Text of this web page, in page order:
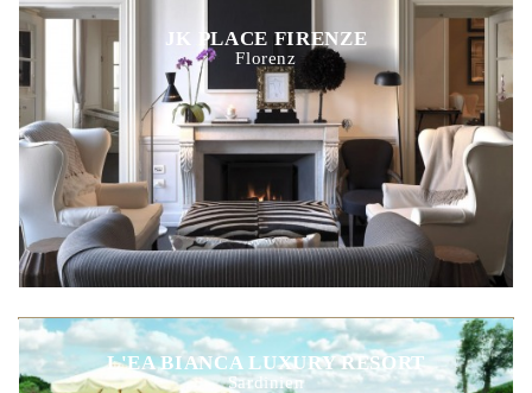
JK PLACE FIRENZE
Florenz
L'EA BIANCA LUXURY RESORT
Sardinien